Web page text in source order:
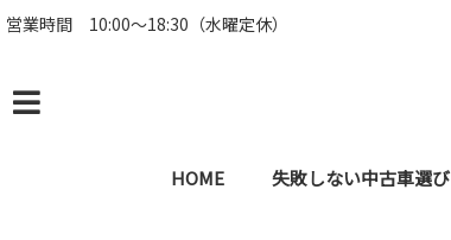
営業時間 10:00～18:30（水曜定休）
HOME 失敗しない中古車選び